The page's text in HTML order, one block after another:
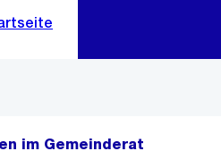
ein
im Gemeinderat